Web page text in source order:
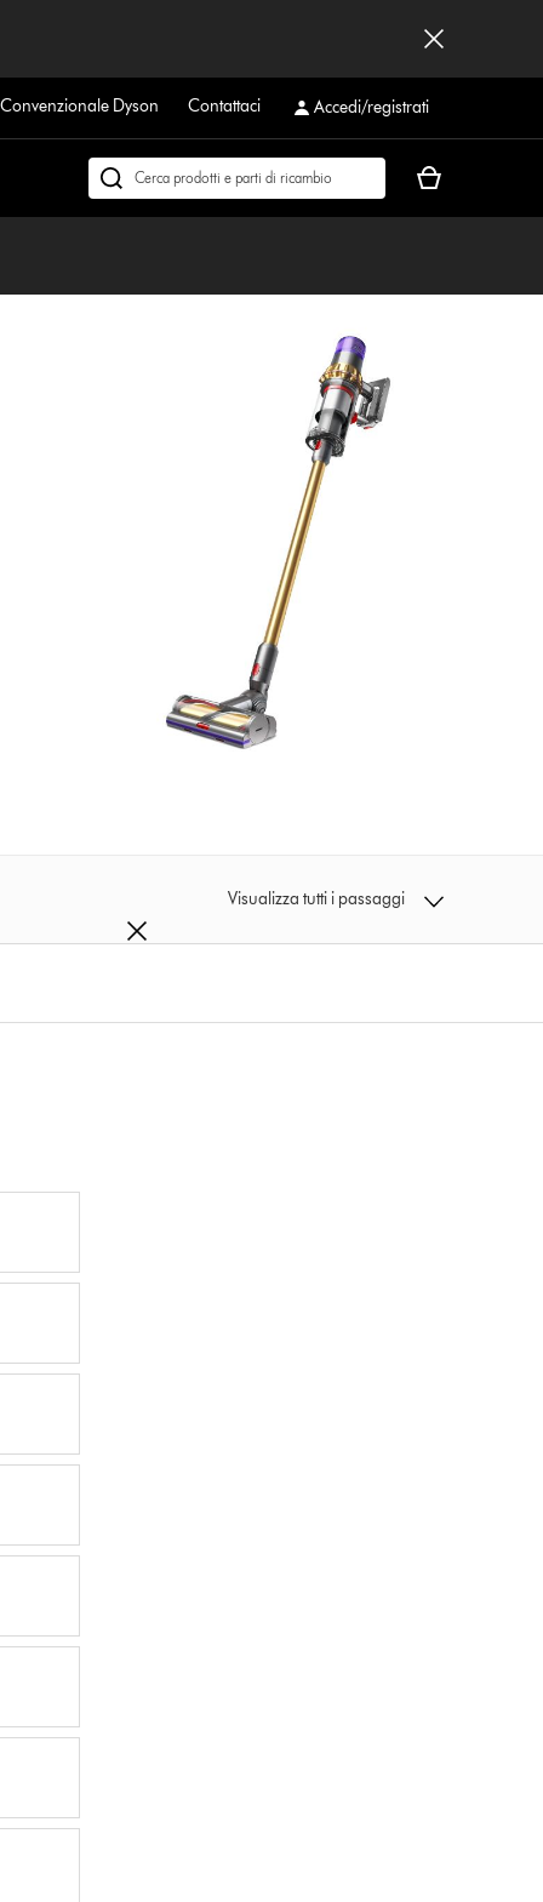
Dyson Contattaci Accedi/registrati
Cerca
Il
Visualizza tutti i passaggi